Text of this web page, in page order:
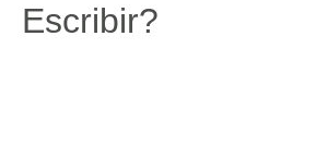
Escribir?